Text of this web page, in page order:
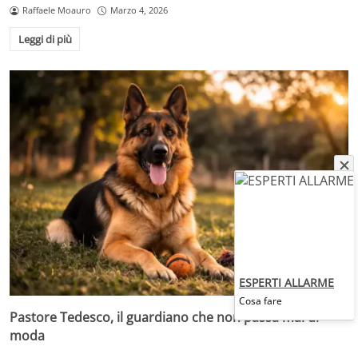
Raffaele Moauro Marzo 4, 2026
Leggi di più
Pastore Tedesco, il guardiano che non passa mai di
moda
ESPERTI ALLARME
Cosa fare